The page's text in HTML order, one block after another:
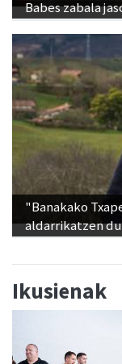
Babes zabala
"Banakako
aldarrikatzen
Ikusienak